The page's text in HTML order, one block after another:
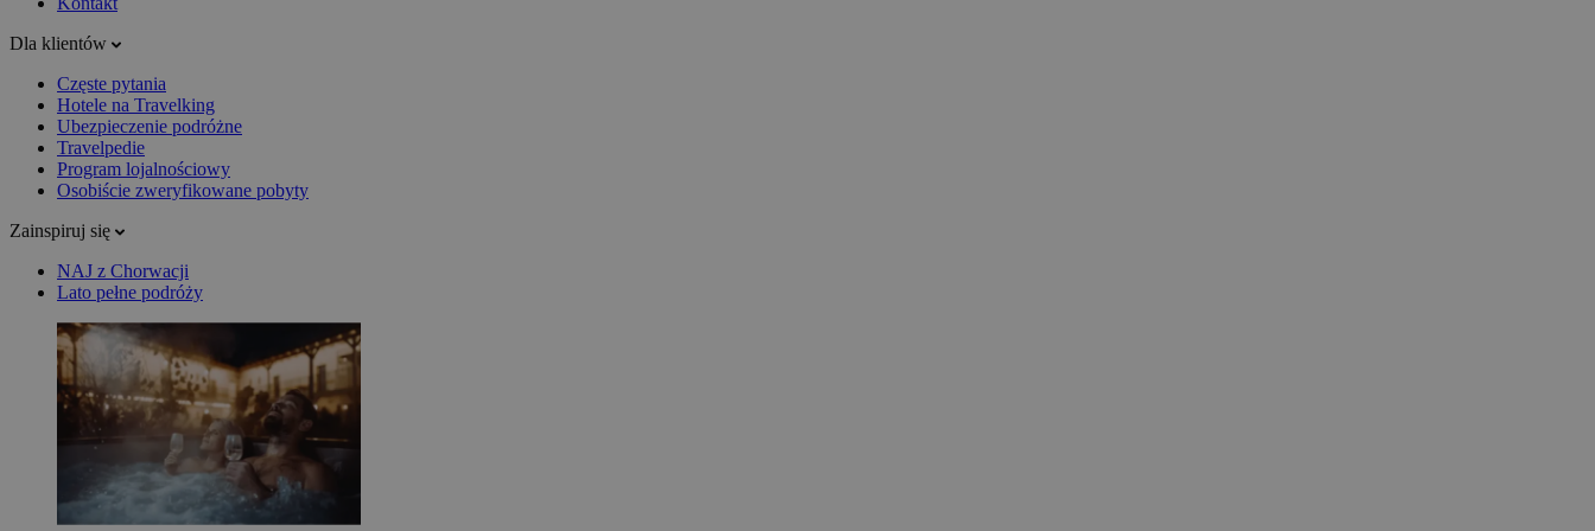
Dla klientów
Częste pytania
Hotele na Travelking
Ubezpieczenie podróżne
Travelpedie
Program lojalnościowy
Osobiście zweryfikowane pobyty
Zainspiruj się
NAJ z Chorwacji
Lato pełne podróży